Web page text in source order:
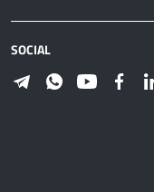
SOCIAL